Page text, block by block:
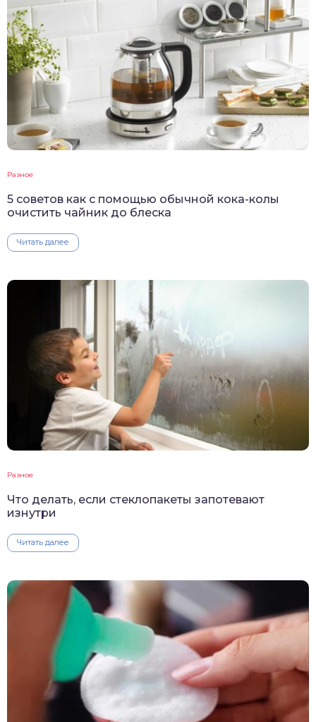
Разное
5 советов как с помощью обычной кока-колы
очистить чайник до блеска
Читать далее
Разное
Что делать, если стеклопакеты запотевают
изнутри
Читать далее